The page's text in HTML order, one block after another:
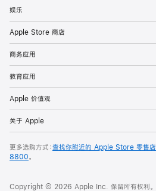
娱乐
Apple Store 商店
商务应用
教育应用
Apple 价值观
关于 Apple
更多选购方式：查找你附近的 Apple Store 零售店
8800。
Copyright © 2026 Apple Inc. 保留所有权利。